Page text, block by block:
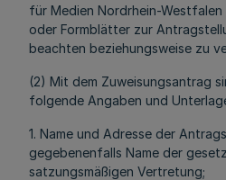
für Medien Nordrhein-
oder Formblätter zur
beachten beziehungsweise zu
(2) Mit dem Zuweisungsantrag
folgende Angaben und
1. Name und Adresse der
gegebenenfalls Name der
satzungsmäßigen Vertretung;